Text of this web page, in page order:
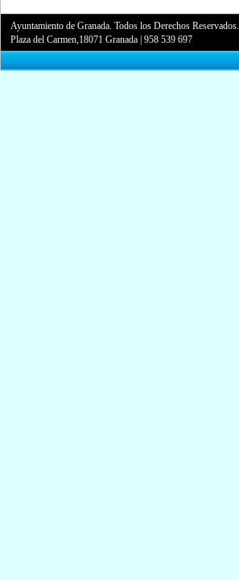
Ayuntamiento de Granada. Todos los Derechos Reservados.
Plaza del Carmen,18071 Granada |958 539 697